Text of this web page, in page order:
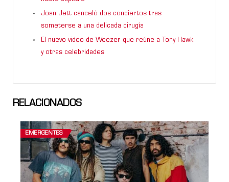
Joan Jett canceló dos conciertos tras
someterse a una delicada cirugía
El nuevo video de Weezer que reúne a Tony Hawk
y otras celebridades
RELACIONADOS
EMERGENTES